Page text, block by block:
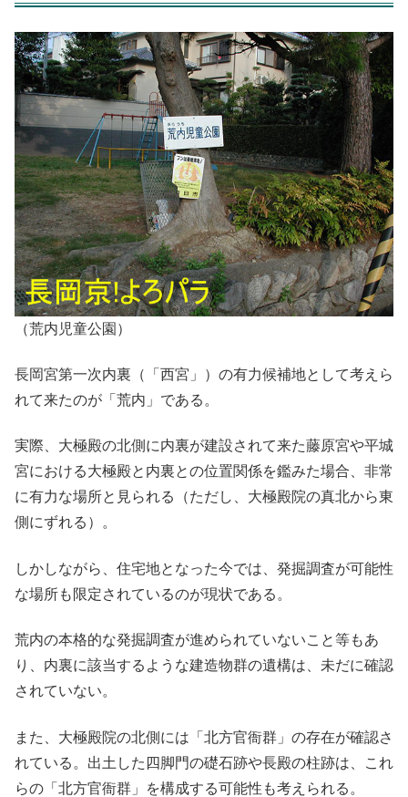
（荒内児童公園）
長岡宮第一次内裏（「西宮」）の有力候補地として考えら
れて来たのが「荒内」である。
実際、大極殿の北側に内裏が建設されて来た藤原宮や平城
宮における大極殿と内裏との位置関係を鑑みた場合、非常
に有力な場所と見られる（ただし、大極殿院の真北から東
側にずれる）。
しかしながら、住宅地となった今では、発掘調査が可能性
な場所も限定されているのが現状である。
荒内の本格的な発掘調査が進められていないこと等もあ
り、内裏に該当するような建造物群の遺構は、未だに確認
されていない。
また、大極殿院の北側には「北方官衙群」の存在が確認さ
れている。出土した四脚門の礎石跡や長殿の柱跡は、これ
らの「北方官衙群」を構成する可能性も考えられる。